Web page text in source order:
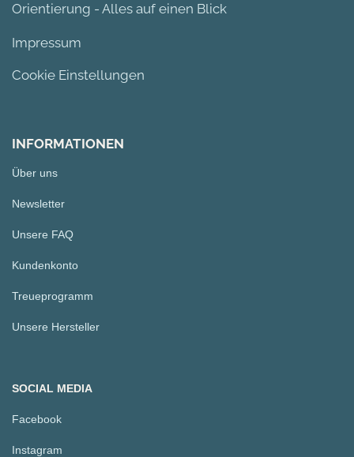
Orientierung - Alles auf einen Blick
Impressum
Cookie Einstellungen
INFORMATIONEN
Über uns
Newsletter
Unsere FAQ
Kundenkonto
Treueprogramm
Unsere Hersteller
SOCIAL MEDIA
Facebook
Instagram